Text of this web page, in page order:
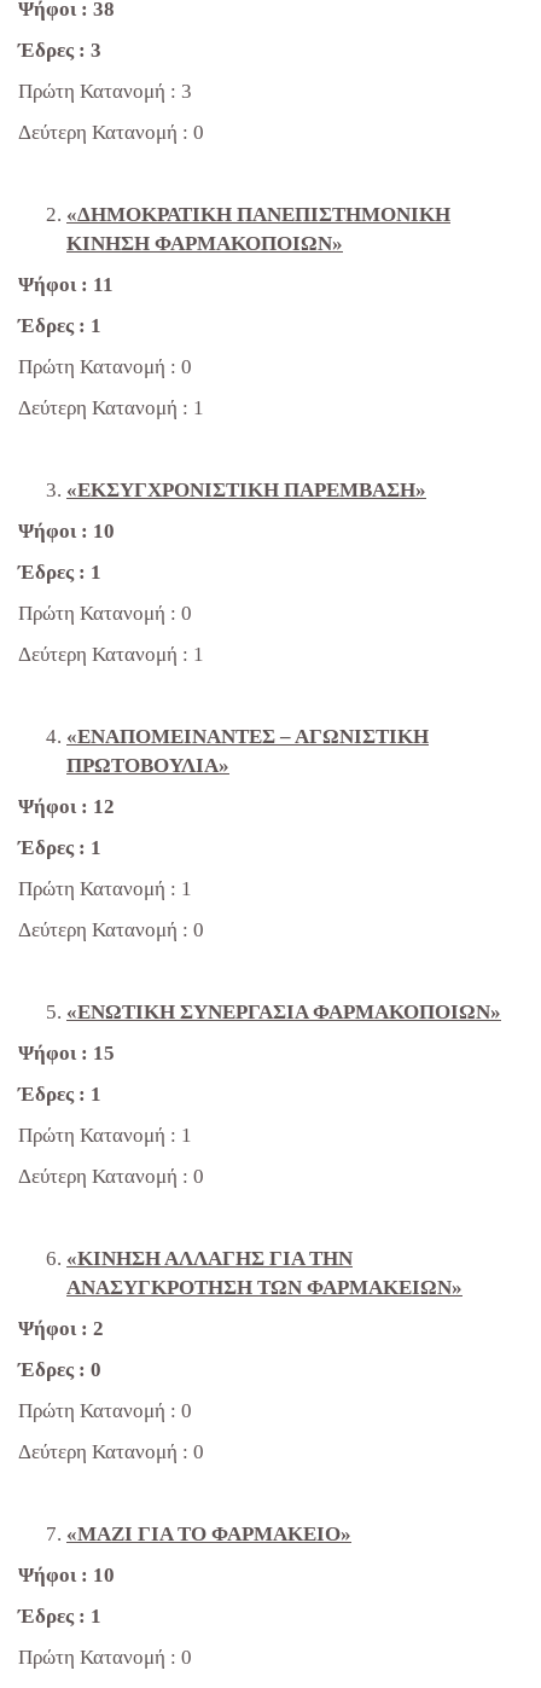
Ψήφοι : 38
Έδρες : 3
Πρώτη Κατανομή : 3
Δεύτερη Κατανομή : 0
«ΔΗΜΟΚΡΑΤΙΚΗ ΠΑΝΕΠΙΣΤΗΜΟΝΙΚΗ
ΚΙΝΗΣΗ ΦΑΡΜΑΚΟΠΟΙΩΝ»
Ψήφοι : 11
Έδρες : 1
Πρώτη Κατανομή : 0
Δεύτερη Κατανομή : 1
«ΕΚΣΥΓΧΡΟΝΙΣΤΙΚΗ ΠΑΡΕΜΒΑΣΗ»
Ψήφοι : 10
Έδρες : 1
Πρώτη Κατανομή : 0
Δεύτερη Κατανομή : 1
«ΕΝΑΠΟΜΕΙΝΑΝΤΕΣ – ΑΓΩΝΙΣΤΙΚΗ
ΠΡΩΤΟΒΟΥΛΙΑ»
Ψήφοι : 12
Έδρες : 1
Πρώτη Κατανομή : 1
Δεύτερη Κατανομή : 0
«ΕΝΩΤΙΚΗ ΣΥΝΕΡΓΑΣΙΑ ΦΑΡΜΑΚΟΠΟΙΩΝ»
Ψήφοι : 15
Έδρες : 1
Πρώτη Κατανομή : 1
Δεύτερη Κατανομή : 0
«ΚΙΝΗΣΗ ΑΛΛΑΓΗΣ ΓΙΑ ΤΗΝ
ΑΝΑΣΥΓΚΡΟΤΗΣΗ ΤΩΝ ΦΑΡΜΑΚΕΙΩΝ»
Ψήφοι : 2
Έδρες : 0
Πρώτη Κατανομή : 0
Δεύτερη Κατανομή : 0
«ΜΑΖΙ ΓΙΑ ΤΟ ΦΑΡΜΑΚΕΙΟ»
Ψήφοι : 10
Έδρες : 1
Πρώτη Κατανομή : 0